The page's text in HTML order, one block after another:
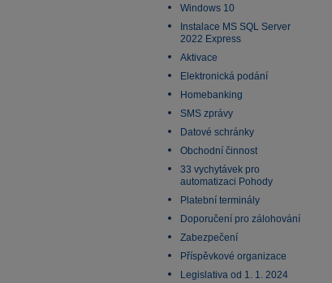
Windows 10
Instalace MS SQL Server
2022 Express
Aktivace
Elektronická podání
Homebanking
SMS zprávy
Datové schránky
Obchodní činnost
33 vychytávek pro
automatizaci Pohody
Platební terminály
Doporučení pro zálohování
Zabezpečení
Příspěvkové organizace
Legislativa od 1. 1. 2024